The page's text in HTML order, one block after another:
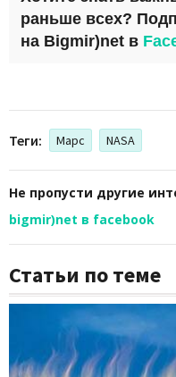
раньше всех?
на Bigmir)net в
Теги: Марс NASA
Не пропусти другие
bigmir)net в facebook
Статьи по теме